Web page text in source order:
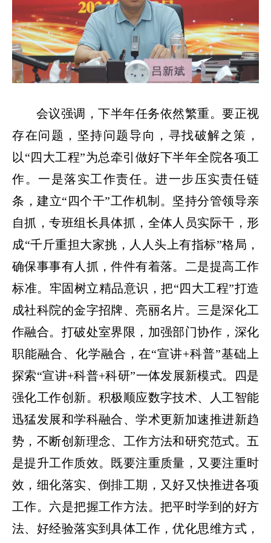
会议强调，下半年任务依然繁重。要正视
存在问题，坚持问题导向，寻找破解之策，
以“四大工程”为总牵引做好下半年全院各项工
作。一是落实工作责任。进一步压实责任链
条，建立“四个干”工作机制。坚持分管领导亲
自抓，专班组长具体抓，全体人员实际干，形
成“千斤重担大家挑，人人头上有指标”格局，
确保事事有人抓，件件有着落。二是提高工作
标准。牢固树立精品意识，把“四大工程”打造
成社科院的金字招牌、亮丽名片。三是深化工
作融合。打破处室界限，加强部门协作，深化
职能融合、化学融合，在“宣讲+科普”基础上
探索“宣讲+科普+科研”一体发展新模式。四是
强化工作创新。积极顺应数字技术、人工智能
迅猛发展和学科融合、学术更新加速推进新趋
势，不断创新理念、工作方法和研究范式。五
是提升工作质效。既要注重质量，又要注重时
效，细化落实、倒排工期，又好又快推进各项
工作。六是把握工作方法。把平时学到的好方
法、好经验落实到具体工作，优化思维方式，